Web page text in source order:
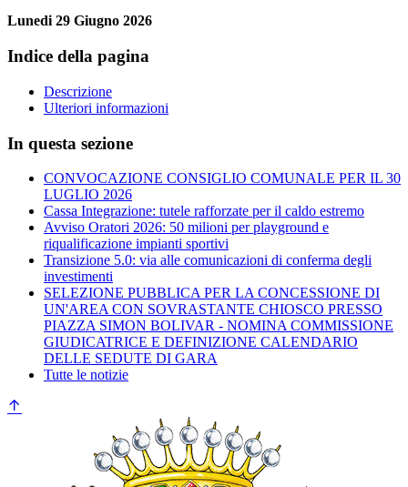
Lunedi 29 Giugno 2026
Indice della pagina
Descrizione
Ulteriori informazioni
In questa sezione
CONVOCAZIONE CONSIGLIO COMUNALE PER IL 30
LUGLIO 2026
Cassa Integrazione: tutele rafforzate per il caldo estremo
Avviso Oratori 2026: 50 milioni per playground e
riqualificazione impianti sportivi
Transizione 5.0: via alle comunicazioni di conferma degli
investimenti
SELEZIONE PUBBLICA PER LA CONCESSIONE DI
UN'AREA CON SOVRASTANTE CHIOSCO PRESSO
PIAZZA SIMON BOLIVAR - NOMINA COMMISSIONE
GIUDICATRICE E DEFINIZIONE CALENDARIO
DELLE SEDUTE DI GARA
Tutte le notizie